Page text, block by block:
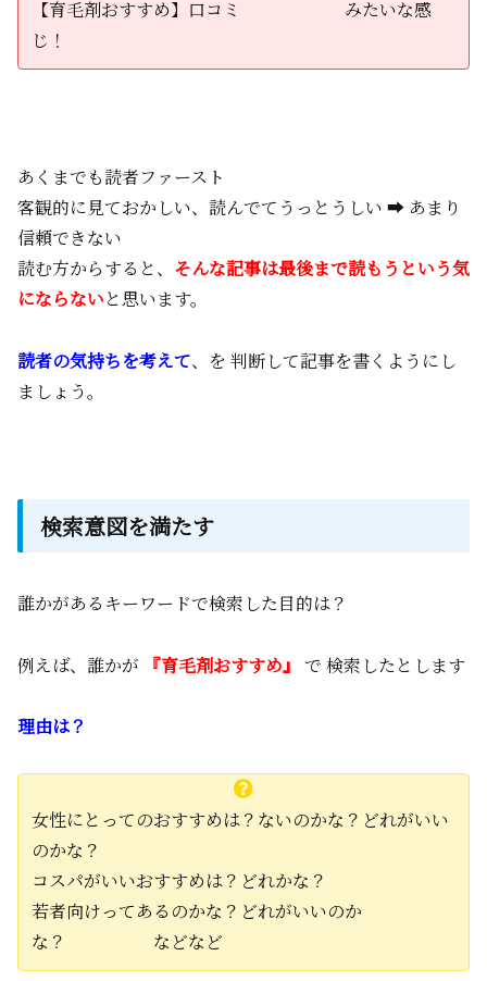
【育毛剤おすすめ】口コミ みたいな感
じ！
あくまでも読者ファースト
客観的に見ておかしい、読んでてうっとうしい ➡ あまり
信頼できない
読む方からすると、 そんな記事は最後まで読もうという気
にならないと思います。
読者の気持ちを考えて、を 判断して記事を書くようにし
ましょう。
検索意図を満たす
誰かがあるキーワードで検索した目的は？
例えば、誰かが 『育毛剤おすすめ』 で 検索したとします
理由は？
女性にとってのおすすめは？ないのかな？どれがいい
のかな？
コスパがいいおすすめは？どれかな？
若者向けってあるのかな？どれがいいのか
な？ などなど